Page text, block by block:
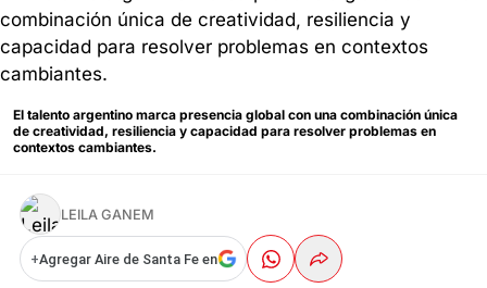
El talento argentino marca presencia global con una combinación única
de creatividad, resiliencia y capacidad para resolver problemas en
contextos cambiantes.
LEILA GANEM
+Agregar Aire de Santa Fe en